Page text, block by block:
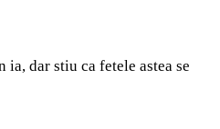
ia, dar stiu ca fetele astea se